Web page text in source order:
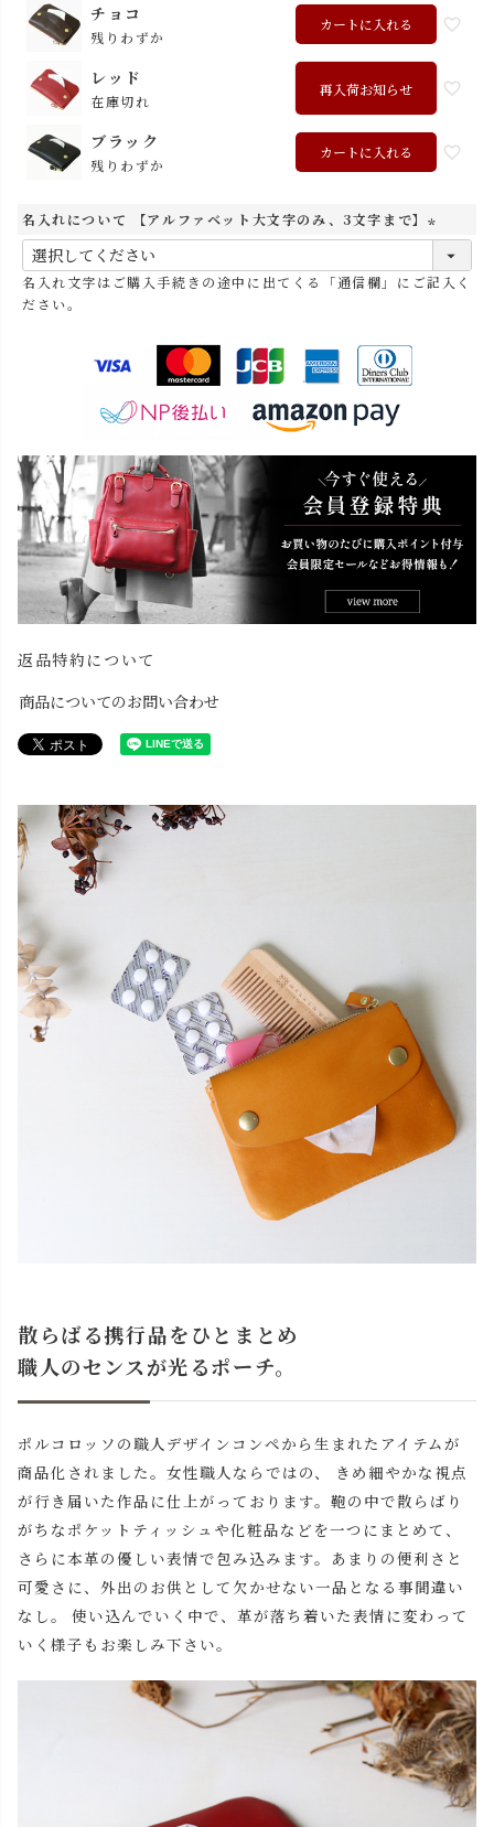
チョコ
残りわずか
カートに入れる
レッド
在庫切れ
再入荷お知らせ
ブラック
残りわずか
カートに入れる
名入れについて 【アルファベット大文字のみ、3文字まで】
必
須
名入れ文字はご購入手続きの途中に出てくる「通信欄」にご記入く
ださい。
返品特約について
商品についてのお問い合わせ
散らばる携行品をひとまとめ
職人のセンスが光るポーチ。
ポルコロッソの職人デザインコンペから生まれたアイテムが
商品化されました。女性職人ならではの、 きめ細やかな視点
が行き届いた作品に仕上がっております。鞄の中で散らばり
がちなポケットティッシュや化粧品などを一つにまとめて、
さらに本革の優しい表情で包み込みます。あまりの便利さと
可愛さに、外出のお供として欠かせない一品となる事間違い
なし。 使い込んでいく中で、革が落ち着いた表情に変わって
いく様子もお楽しみ下さい。